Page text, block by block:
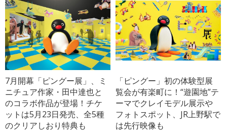
7月開幕「ピングー展」、ミ
ニチュア作家・田中達也と
のコラボ作品が登場！チケ
ットは5月23日発売、全5種
のクリアしおり特典も
「ピングー」初の体験型展
覧会が有楽町に！“遊園地”テ
ーマでクレイモデル展示や
フォトスポット、JR上野駅で
は先行映像も